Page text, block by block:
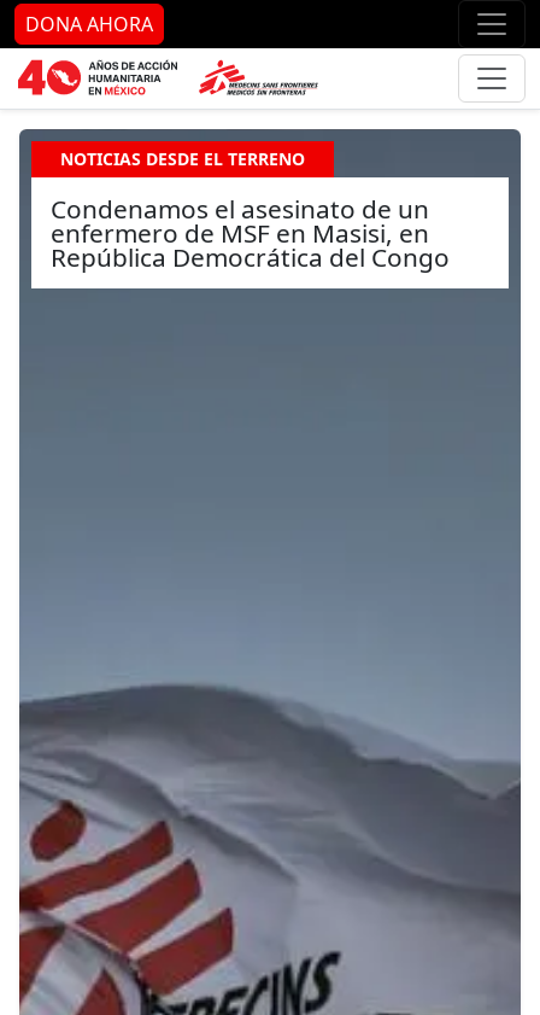
Ir al contenido principal Ir
DONA AHORA
NOTICIAS DESDE EL TERRENO
Condenamos el asesinato de un
enfermero de MSF en Masisi, en
República Democrática del Congo